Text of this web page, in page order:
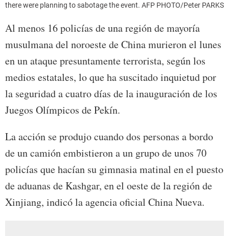
there were planning to sabotage the event. AFP PHOTO/Peter PARKS
Al menos 16 policías de una región de mayoría
musulmana del noroeste de China murieron el lunes
en un ataque presuntamente terrorista, según los
medios estatales, lo que ha suscitado inquietud por
la seguridad a cuatro días de la inauguración de los
Juegos Olímpicos de Pekín.
La acción se produjo cuando dos personas a bordo
de un camión embistieron a un grupo de unos 70
policías que hacían su gimnasia matinal en el puesto
de aduanas de Kashgar, en el oeste de la región de
Xinjiang, indicó la agencia oficial China Nueva.